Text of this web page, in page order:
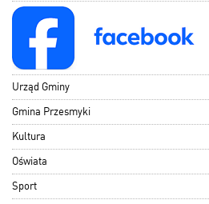
Urząd Gminy
Gmina Przesmyki
Kultura
Oświata
Sport